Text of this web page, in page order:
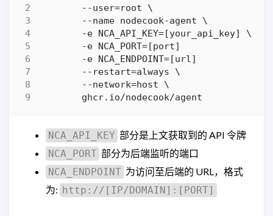
NCA_API_KEY 部分是上文获取到的 API 令牌
NCA_PORT 部分为后端监听的端口
NCA_ENDPOINT 为访问至后端的 URL，格式
为: http://[IP/DOMAIN]:[PORT]